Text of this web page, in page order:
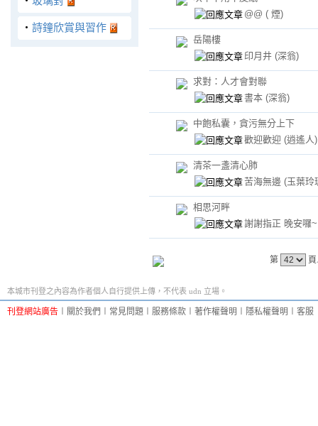
‧ 詩鐘欣賞與習作
@@ ( 煙)
岳陽樓
印月井 (深翁)
求對：人才會對聯
書本 (深翁)
中飽私囊，貪污無分上下
歡迎歡迎 (逍遙人)
清茶一盞清心肺
苦海無邊 (玉葉玲
相思河畔
謝謝指正 晚安囉
第
本城市刊登之內容為作者個人自行提供上傳，不代表 udn 立場。
刊登網站廣告 關於我們 常見問題 服務條款 著作權聲明 隱私權聲明 客服